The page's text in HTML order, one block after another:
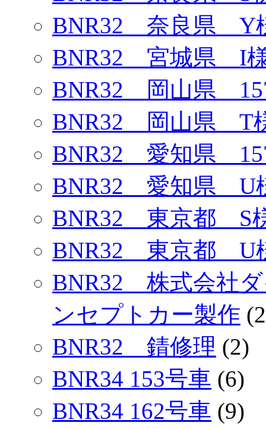
BNR32 奈良県 Y
BNR32 宮城県 I
BNR32 岡山県
BNR32 岡山県 T
BNR32 愛知県
BNR32 愛知県 U
BNR32 東京都 S
BNR32 東京都 U
BNR32 株式会社
ンセプトカー製作
BNR32 錆修理 (2)
BNR34 153号車 (6)
BNR34 162号車 (9)